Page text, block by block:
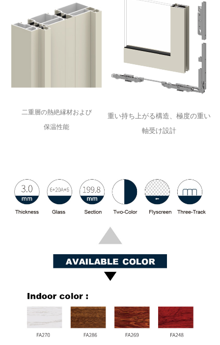
二重層の熱絶縁材および
保温性能
重い持ち上がる構造、極度の重い
軸受け設計